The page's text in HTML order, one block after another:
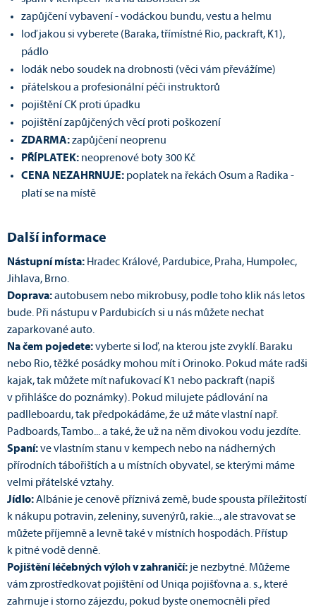
zapůjčení vybavení - vodáckou bundu, vestu a helmu
loď jakou si vyberete (Baraka, třímístné Rio, packraft, K1),
pádlo
lodák nebo soudek na drobnosti (věci vám převážíme)
přátelskou a profesionální péči instruktorů
pojištění CK proti úpadku
pojištění zapůjčených věcí proti poškození
ZDARMA:zapůjčení neoprenu
PŘÍPLATEK: neoprenové boty 300 Kč
CENA NEZAHRNUJE: poplatek na řekách Osum a Radika -
platí se na místě
Další informace
Nástupní místa: Hradec Králové, Pardubice, Praha, Humpolec,
Jihlava, Brno.
Doprava:autobusem nebo mikrobusy, podle toho klik nás letos
bude. Při nástupu v Pardubicích si u nás můžete nechat
zaparkované auto.
Na čem pojedete:vyberte si loď, na kterou jste zvyklí. Baraku
nebo Rio, těžké posádky mohou mít i Orinoko. Pokud máte radši
kajak, tak můžete mít nafukovací K1 nebo packraft (napiš
v přihlášce do poznámky). Pokud milujete pádlování na
padlleboardu, tak předpokádáme, že už máte vlastní např.
Padboards, Tambo... a také, že už na něm divokou vodu jezdíte.
Spaní:ve vlastním stanu v kempech nebo na nádherných
přírodních tábořištích a u místních obyvatel, se kterými máme
velmi přátelské vztahy.
Jídlo:Albánie je cenově příznivá země, bude spousta příležitostí
k nákupu potravin, zeleniny, suvenýrů, rakie..., ale stravovat se
můžete příjemně a levně také v místních hospodách. Přístup
k pitné vodě denně.
Pojištění léčebných výloh v zahraničí: je nezbytné. Můžeme
vám zprostředkovat pojištění od Uniqa pojišťovna a. s., které
zahrnuje i storno zájezdu, pokud byste onemocněli před